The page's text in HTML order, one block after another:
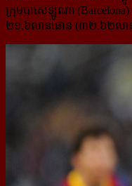
ក្រុមបាសេឡូណា (Barcelona)
២១.៦លានផោន (៣២.៦២លាន